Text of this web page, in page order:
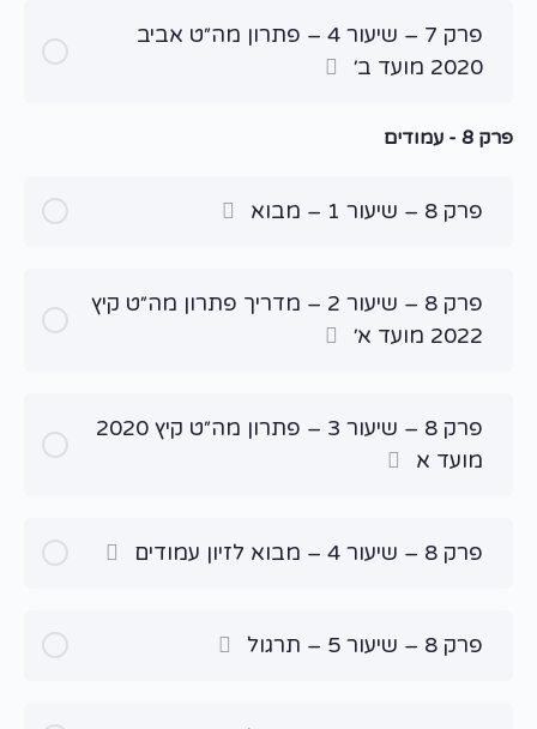
פרק 7 – שיעור 4 – פתרון מה״ט אביב
2020 מועד ב׳
פרק 8 - עמודים
פרק 8 – שיעור 1 – מבוא
פרק 8 – שיעור 2 – מדריך פתרון מה״ט קיץ
2022 מועד א׳
פרק 8 – שיעור 3 – פתרון מה״ט קיץ 2020
מועד א
פרק 8 – שיעור 4 – מבוא לזיון עמודים
פרק 8 – שיעור 5 – תרגול